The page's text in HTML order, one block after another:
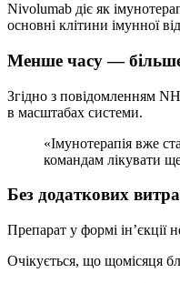
Nivolumab діє як
основні клітини імунної
Менше часу — більше
Згідно з повідомленням
в масштабах системи.
«Імунотерапія вже
командам лікувати
Без додаткових
Препарат у формі
Очікується, що щомісяця